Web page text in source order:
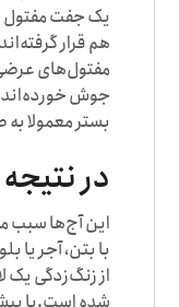
یک جفت مفتول
هم قرار
مفتول‌های
جوش خورده‌اند.
بستر معمولا
در نتیجه
این آج‌ها سبب
با بتن، آجر یا
از زنگ‌زدگی یک